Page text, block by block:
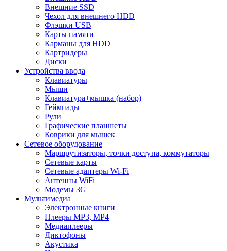
Внешние SSD
Чехол для внешнего HDD
Флэшки USB
Карты памяти
Карманы для HDD
Картридеры
Диски
Устройства ввода
Клавиатуры
Мыши
Клавиатура+мышка (набор)
Геймпады
Рули
Графические планшеты
Коврики для мышек
Сетевое оборудование
Маршрутизаторы, точки доступа, коммутаторы
Сетевые карты
Сетевые адаптеры Wi-Fi
Антенны WiFi
Модемы 3G
Мультимедиа
Электронные книги
Плееры MP3, MP4
Медиаплееры
Диктофоны
Акустика